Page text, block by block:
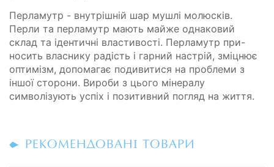
Перламутр - внутрішній шар мушлі молюсків.
Перли та перламутр мають майже однаковий
склад та ідентичні властивості. Перламутр при-
носить власнику радість і гарний настрій, зміцнює
оптимізм, допомагає подивитися на проблеми з
іншої сторони. Вироби з цього мінералу
символізують успіх і позитивний погляд на життя.
РЕКОМЕНДОВАНІ ТОВАРИ